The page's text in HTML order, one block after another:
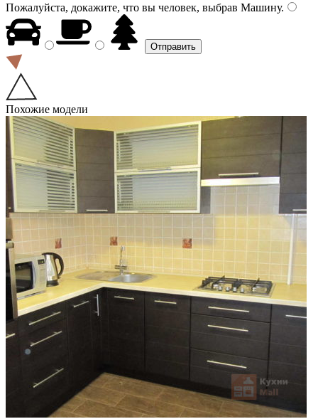
Пожалуйста, докажите, что вы человек, выбрав Машину.
Похожие модели